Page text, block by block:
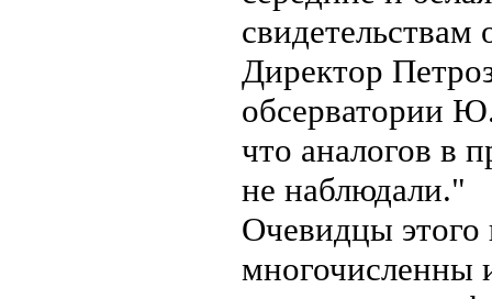
Директор
обсерватории
что аналогов в
не наблюдали."
Очевидцы этого
многочисленны